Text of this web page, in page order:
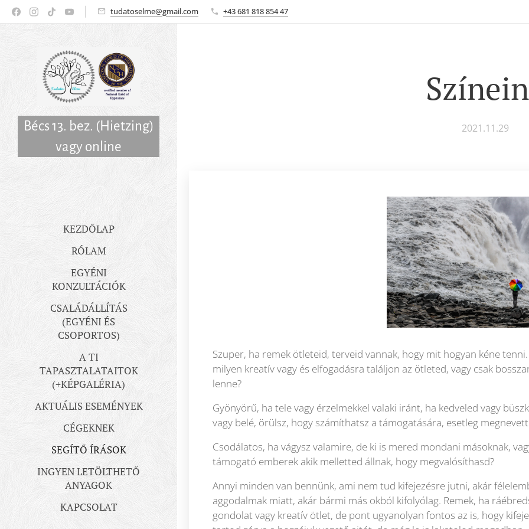
tudatoselme@gmail.com +43 681 818 854 47
Bécs 13. bez. (Hietzing)
vagy online
KEZDŐLAP
RÓLAM
EGYÉNI
KONZULTÁCIÓK
CSALÁDÁLLÍTÁS
(EGYÉNI ÉS
CSOPORTOS)
A TI
TAPASZTALATAITOK
(+KÉPGALÉRIA)
AKTUÁLIS ESEMÉNYEK
CÉGEKNEK
SEGÍTŐ ÍRÁSOK
INGYEN LETÖLTHETŐ
ANYAGOK
KAPCSOLAT
2021.11.29
Szuper, ha remek ötleteid, terveid vannak, hogy mit hogyan kéne
milyen kreatív vagy és elfogadásra találjon az ötleted, vagy csak
lenne?
Gyönyörű, ha tele vagy érzelmekkel valaki iránt, ha kedveled vagy
vagy belé, örülsz, hogy számíthatsz a támogatására, esetleg
Csodálatos, ha vágysz valamire, de ki is mered mondani másoknak,
támogató emberek akik melletted állnak, hogy megvalósíthasd?
Annyi minden van bennünk, ami nem tud kifejezésre jutni, akár
aggodalmak miatt, akár bármi más okból kifolyólag. Remek, ha
gondolat vagy kreatív ötlet, de pont ugyanolyan fontos az is, hogy